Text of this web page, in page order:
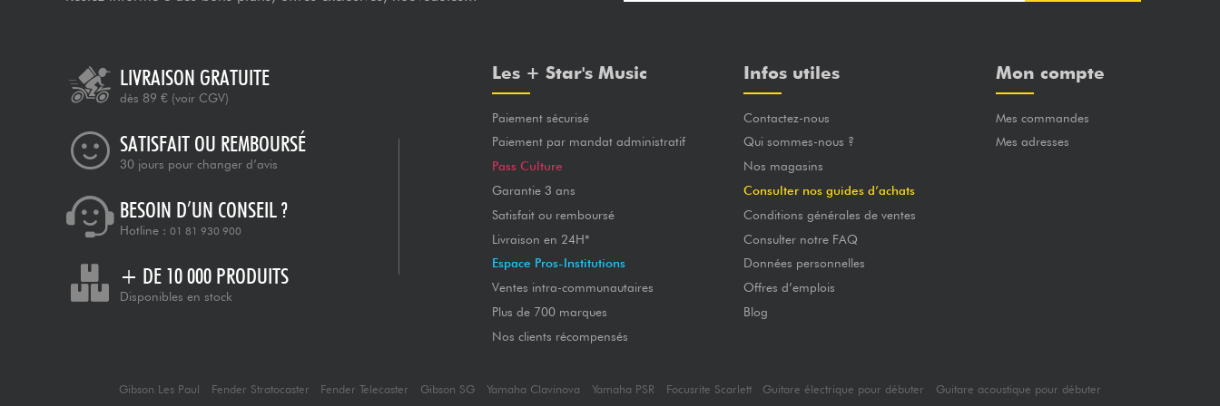
LIVRAISON GRATUITE
dès 89 € (voir CGV)
SATISFAIT OU REMBOURSÉ
30 jours pour changer d’avis
BESOIN D’UN CONSEIL ?
Hotline : 01 81 930 900
+ DE 10 000 PRODUITS
Disponibles en stock
Les + Star's Music
Paiement sécurisé
Paiement par mandat administratif
Pass Culture
Garantie 3 ans
Satisfait ou remboursé
Livraison en 24H*
Espace Pros-Institutions
Ventes intra-communautaires
Plus de 700 marques
Nos clients récompensés
Infos utiles
Contactez-nous
Qui sommes-nous ?
Nos magasins
Consulter nos guides d’achats
Conditions générales de ventes
Consulter notre FAQ
Données personnelles
Offres d’emplois
Blog
Mon compte
Mes commandes
Mes adresses
Gibson Les Paul Fender Stratocaster Fender Telecaster Gibson SG Yamaha Clavinova Yamaha PSR Focusrite Scarlett Guitare électrique pour débuter
Guitare acoustique pour débuter